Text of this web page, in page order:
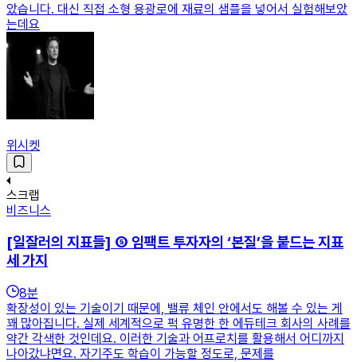
았습니다. 대신 직접 소형 용광로에 재료의 샘플을 넣어서 실험해보았
는데요
위시켓
스크랩
비즈니스
[일잘러의 지표들] ⑤ 임팩트 투자자의 ‘본질’을 붙드는 지표
세 가지
8분
확장성이 있는 기술이기 때문에, 밸류 체인 안에서도 해볼 수 있는 게
꽤 많아집니다. 실제 세계적으로 퍽 유명한 한 에듀테크 회사의 사례를
약간 각색한 것인데요. 이러한 기술과 어프로치를 활용해서 어디까지
나아갔냐면요. 자기주도 학습이 가능할 정도로, 문제를